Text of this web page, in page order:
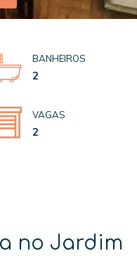
BANHEIROS
2
VAGAS
2
no Jardim